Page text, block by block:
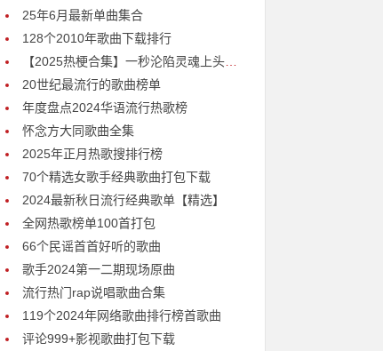
25年6月最新单曲集合
128个2010年歌曲下载排行
【2025热梗合集】一秒沦陷灵魂上头神曲打包下载
20世纪最流行的歌曲榜单
年度盘点2024华语流行热歌榜
怀念方大同歌曲全集
2025年正月热歌搜排行榜
70个精选女歌手经典歌曲打包下载
2024最新秋日流行经典歌单【精选】
全网热歌榜单100首打包
66个民谣首首好听的歌曲
歌手2024第一二期现场原曲
流行热门rap说唱歌曲合集
119个2024年网络歌曲排行榜首歌曲
评论999+影视歌曲打包下载